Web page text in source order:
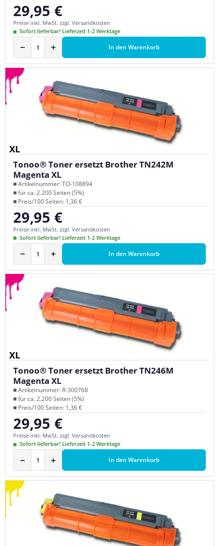
Regulärer Preis:
29,95 €
Preise inkl. MwSt. zzgl. Versandkosten
Sofort lieferbar! Lieferzeit 1-2 Werktage
− + In den Warenkorb
XL
Tonoo® Toner ersetzt Brother TN242M
Magenta XL
■ Artikelnummer: TO-108894
■ für ca. 2.200 Seiten (5%)
■ Preis/100 Seiten: 1,36 €
Regulärer Preis:
29,95 €
Preise inkl. MwSt. zzgl. Versandkosten
Sofort lieferbar! Lieferzeit 1-2 Werktage
− + In den Warenkorb
XL
Tonoo® Toner ersetzt Brother TN246M
Magenta XL
■ Artikelnummer: R-300768
■ für ca. 2.200 Seiten (5%)
■ Preis/100 Seiten: 1,36 €
Regulärer Preis:
29,95 €
Preise inkl. MwSt. zzgl. Versandkosten
Sofort lieferbar! Lieferzeit 1-2 Werktage
− + In den Warenkorb